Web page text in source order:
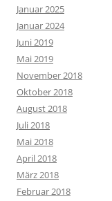
Januar 2025
Januar 2024
Juni 2019
Mai 2019
November 2018
Oktober 2018
August 2018
Juli 2018
Mai 2018
April 2018
März 2018
Februar 2018